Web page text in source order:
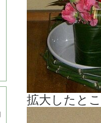
拡大したと